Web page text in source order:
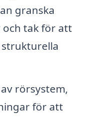
granska
tak för att
rörsystem,
för att